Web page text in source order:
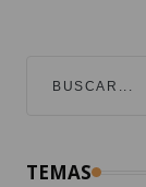
TEMAS